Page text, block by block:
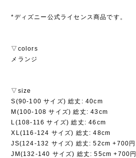
*ディズニー公式ライセンス商品です。
▽colors
メランジ
▽size
S(90-100 サイズ) 総丈: 40cm
M(100-108 サイズ) 総丈: 43cm
L(108-116 サイズ) 総丈: 46cm
XL(116-124 サイズ) 総丈: 48cm
JS(124-132 サイズ) 総丈: 52cm +700円
JM(132-140 サイズ) 総丈: 55cm +700円